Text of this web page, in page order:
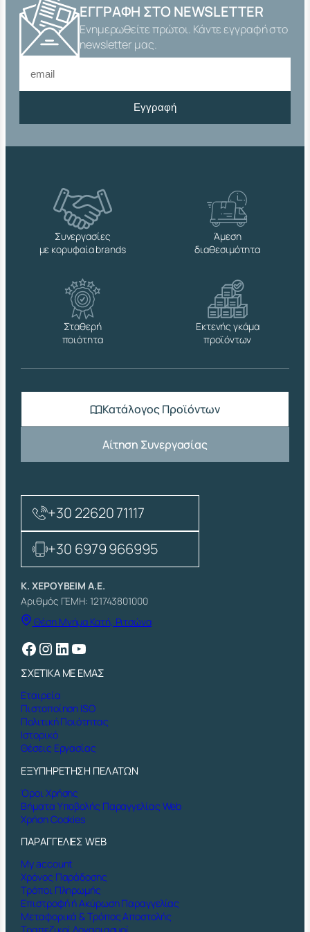
Ι
Ν
Ο
Χ
Α
S
Ι
0
C
ό
ΕΓΓΡΑΦΉ ΣΤΟ NEWSLETTER
Ενημερωθείτε πρώτοι. Κάντε εγγραφή στο
newsletter μας.
Εγγραφή
Συνεργασίες
με κορυφαία brands
Άμεση
διαθεσιμότητα
Σταθερή
ποιότητα
Εκτενής γκάμα
προϊόντων
Κατάλογος Προϊόντων
Αίτηση Συνεργασίας
+30 22620 71117
+30 6979 966995
Κ. ΧΕΡΟΥΒΕΙΜ Α.Ε.
Αριθμός ΓΕΜΗ: 121743801000
Θέση Μνήμα Κατή, Ριτσώνα
Facebook Instagram Linkedin YouTube
ΣΧΕΤΙΚΑ ΜΕ ΕΜΑΣ
Εταιρεία
Πιστοποίηση ISO
Πολιτική Ποιότητας
Ιστορικό
Θέσεις Εργασίας
ΕΞΥΠΗΡΕΤΗΣΗ ΠΕΛΑΤΩΝ
Όροι Χρήσης
Βήματα Υποβολής Παραγγελίας Web
Χρήση Cookies
ΠΑΡΑΓΓΕΛΙΕΣ WEB
My account
Χρόνος Παράδοσης
Τρόποι Πληρωμής
Επιστροφή ή Ακύρωση Παραγγελίας
Μεταφορικά & Τρόπος Αποστολής